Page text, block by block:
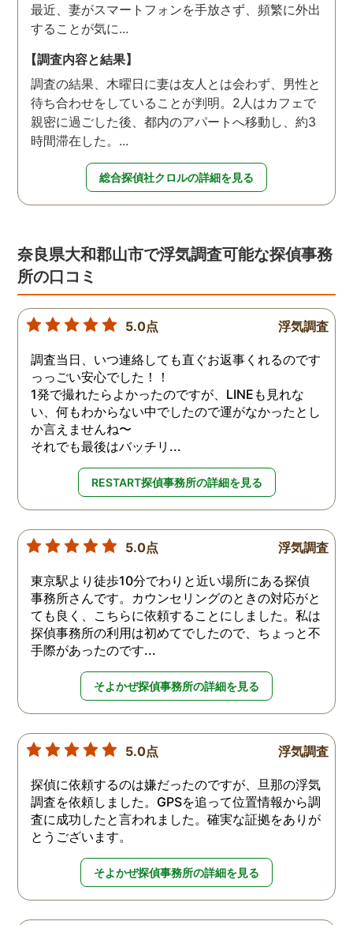
最近、妻がスマートフォンを手放さず、頻繁に外出
することが気に...
【調査内容と結果】
調査の結果、木曜日に妻は友人とは会わず、男性と
待ち合わせをしていることが判明。2人はカフェで
親密に過ごした後、都内のアパートへ移動し、約3
時間滞在した。...
総合探偵社クロルの詳細を見る
奈良県大和郡山市で浮気調査可能な探偵事務
所の口コミ
5.0点 浮気調査
調査当日、いつ連絡しても直ぐお返事くれるのです
っっごい安心でした！！
1発で撮れたらよかったのですが、LINEも見れな
い、何もわからない中でしたので運がなかったとし
か言えませんね〜
それでも最後はバッチリ...
RESTART探偵事務所の詳細を見る
5.0点 浮気調査
東京駅より徒歩10分でわりと近い場所にある探偵
事務所さんです。カウンセリングのときの対応がと
ても良く、こちらに依頼することにしました。私は
探偵事務所の利用は初めてでしたので、ちょっと不
手際があったのです...
そよかぜ探偵事務所の詳細を見る
5.0点 浮気調査
探偵に依頼するのは嫌だったのですが、旦那の浮気
調査を依頼しました。GPSを追って位置情報から調
査に成功したと言われました。確実な証拠をありが
とうございます。
そよかぜ探偵事務所の詳細を見る